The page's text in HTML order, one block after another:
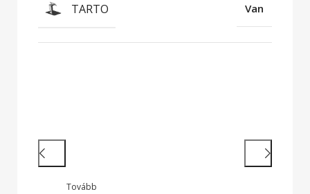
TARTO Van
1-ben készülékek legendás
Tovább